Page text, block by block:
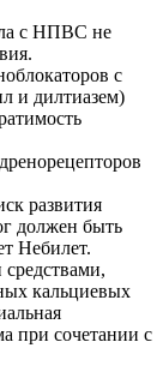
с НПВС не
с
и дилтиазем)
развития
должен быть
Небилет.
кальциевых
при сочетании с